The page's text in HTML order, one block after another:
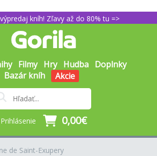
kníh! Zľavy až do 80% tu =>
Filmy Hry Hudba Doplnky
Bazár kníh
Akcie
Prihlásenie 0,00€
de Saint-Exupery